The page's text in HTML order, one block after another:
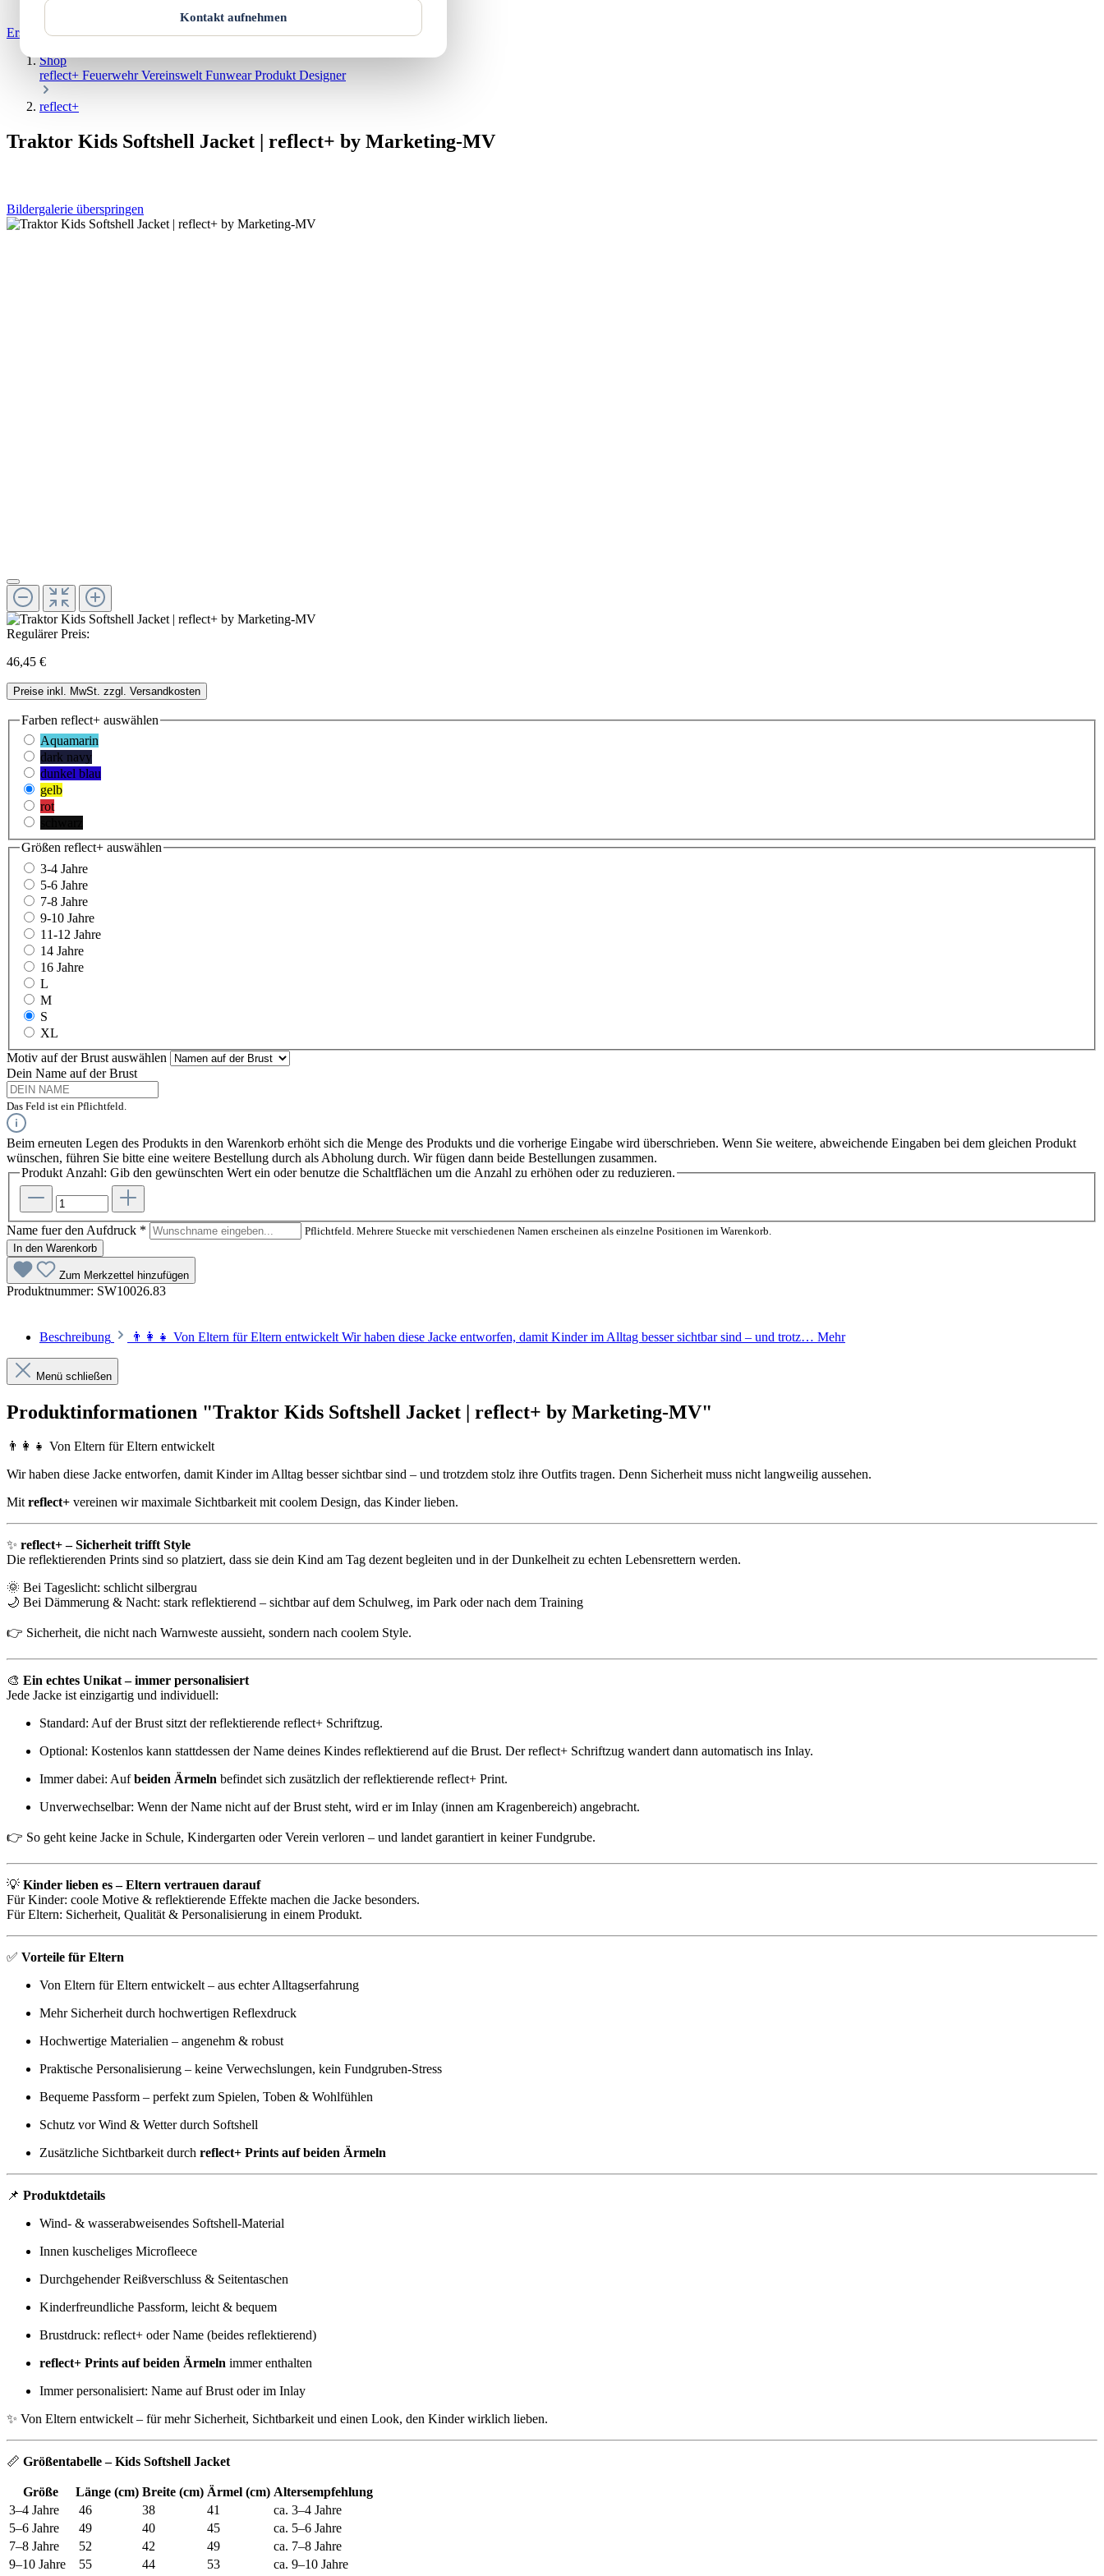
Kontakt aufnehmen
Warenkorb
Erstgespräch buchen
Shop
reflect+ FeuerwehrVereinswelt FunwearProdukt Designer
reflect+
Traktor Kids Softshell Jacket | reflect+ by Marketing-MV
Bildergalerie überspringen
Regulärer Preis:
46,45 €
Preise inkl. MwSt. zzgl. Versandkosten
Farben reflect+ auswählen
Aquamarin
dark navy
dunkel blau
gelb
rot
Größen reflect+ auswählen
3-4 Jahre
5-6 Jahre
7-8 Jahre
9-10 Jahre
11-12 Jahre
14 Jahre
16 Jahre
L
M
S
XL
Motiv auf der Brust auswählen
Dein Name auf der Brust
Das Feld ist ein Pflichtfeld.
Beim erneuten Legen des Produkts in den Warenkorb erhöht sich die Menge des Produkts und die vorherige Eingabe wird überschrieben. Wenn Sie weitere, abweichende Eingaben bei dem gleichen Produkt
wünschen, führen Sie bitte eine weitere Bestellung durch als Abholung durch. Wir fügen dann beide Bestellungen zusammen.
Produkt Anzahl: Gib den gewünschten Wert ein oder benutze die Schaltflächen um die Anzahl zu erhöhen oder zu reduzieren.
Name fuer den Aufdruck *
Pflichtfeld. Mehrere Stuecke mit verschiedenen Namen erscheinen als einzelne Positionen im Warenkorb.
In den Warenkorb
Zum Merkzettel hinzufügen
Produktnummer: SW10026.83
Beschreibung 👨‍👩‍👧 Von Eltern für Eltern entwickelt Wir haben diese Jacke entworfen, damit Kinder im Alltag besser sichtbar sind – und trotz… Mehr
Menü schließen
Produktinformationen "Traktor Kids Softshell Jacket | reflect+ by Marketing-MV"
👨‍👩‍👧 Von Eltern für Eltern entwickelt
Wir haben diese Jacke entworfen, damit Kinder im Alltag besser sichtbar sind – und trotzdem stolz ihre Outfits tragen. Denn Sicherheit muss nicht langweilig aussehen.
Mitreflect+ vereinen wir maximale Sichtbarkeit mit coolem Design, das Kinder lieben.
✨ reflect+ – Sicherheit trifft Style
Die reflektierenden Prints sind so platziert, dass sie dein Kind am Tag dezent begleiten und in der Dunkelheit zu echten Lebensrettern werden.
🌞 Bei Tageslicht: schlicht silbergrau
🌙 Bei Dämmerung & Nacht: stark reflektierend – sichtbar auf dem Schulweg, im Park oder nach dem Training
👉 Sicherheit, die nicht nach Warnweste aussieht, sondern nach coolem Style.
🎨 Ein echtes Unikat – immer personalisiert
Jede Jacke ist einzigartig und individuell:
Standard: Auf der Brust sitzt der reflektierende reflect+ Schriftzug.
Optional: Kostenlos kann stattdessen der Name deines Kindes reflektierend auf die Brust. Der reflect+ Schriftzug wandert dann automatisch ins Inlay.
Immer dabei: Aufbeiden Ärmeln befindet sich zusätzlich der reflektierende reflect+ Print.
Unverwechselbar: Wenn der Name nicht auf der Brust steht, wird er im Inlay (innen am Kragenbereich) angebracht.
👉 So geht keine Jacke in Schule, Kindergarten oder Verein verloren – und landet garantiert in keiner Fundgrube.
💡 Kinder lieben es – Eltern vertrauen darauf
Für Kinder: coole Motive & reflektierende Effekte machen die Jacke besonders.
Für Eltern: Sicherheit, Qualität & Personalisierung in einem Produkt.
✅ Vorteile für Eltern
Von Eltern für Eltern entwickelt – aus echter Alltagserfahrung
Mehr Sicherheit durch hochwertigen Reflexdruck
Hochwertige Materialien – angenehm & robust
Praktische Personalisierung – keine Verwechslungen, kein Fundgruben-Stress
Bequeme Passform – perfekt zum Spielen, Toben & Wohlfühlen
Schutz vor Wind & Wetter durch Softshell
Zusätzliche Sichtbarkeit durch reflect+ Prints auf beiden Ärmeln
📌 Produktdetails
Wind- & wasserabweisendes Softshell-Material
Innen kuscheliges Microfleece
Durchgehender Reißverschluss & Seitentaschen
Kinderfreundliche Passform, leicht & bequem
Brustdruck: reflect+ oder Name (beides reflektierend)
reflect+ Prints auf beiden Ärmeln immer enthalten
Immer personalisiert: Name auf Brust oder im Inlay
✨ Von Eltern entwickelt – für mehr Sicherheit, Sichtbarkeit und einen Look, den Kinder wirklich lieben.
📏 Größentabelle – Kids Softshell Jacket
Größe Länge (cm) Breite (cm) Ärmel (cm) Altersempfehlung
3–4 Jahre
46 38 41
ca. 3–4 Jahre
5–6 Jahre
49 40 45
ca. 5–6 Jahre
7–8 Jahre
52 42 49
ca. 7–8 Jahre
9–10 Jahre
55 44 53
ca. 9–10 Jahre